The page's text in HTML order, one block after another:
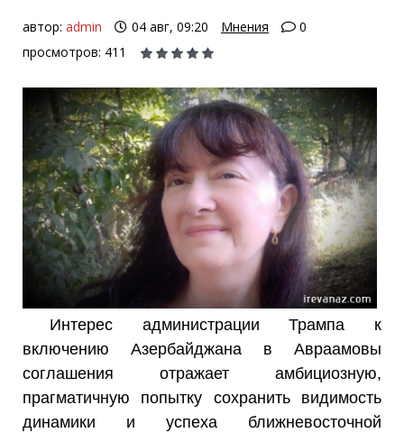
автор: admin 04 авг, 09:20 Мнения
0
просмотров: 411
Интерес администрации Трампа к
включению Азербайджана в Авраамовы
соглашения отражает амбициозную,
прагматичную попытку сохранить видимость
динамики и успеха ближневосточной